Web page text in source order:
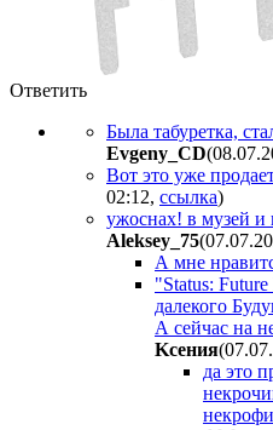
Ответить
Была табуретка,
Evgeny_CD
Вот это уже
02:12, ссылка)
ужоснах! в музей и
Aleksey_75
А мне
"Status:
далекого
А сейчас на
Kceния
да это